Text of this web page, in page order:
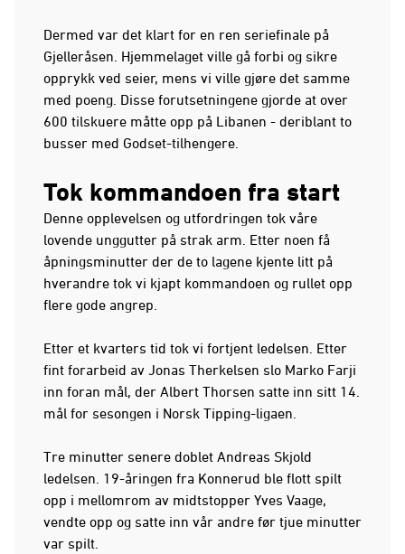
Dermed var det klart for en ren seriefinale på
Gjelleråsen. Hjemmelaget ville gå forbi og sikre
opprykk ved seier, mens vi ville gjøre det samme
med poeng. Disse forutsetningene gjorde at over
600 tilskuere måtte opp på Libanen - deriblant to
busser med Godset-tilhengere.
Tok kommandoen fra start
Denne opplevelsen og utfordringen tok våre
lovende unggutter på strak arm. Etter noen få
åpningsminutter der de to lagene kjente litt på
hverandre tok vi kjapt kommandoen og rullet opp
flere gode angrep.
Etter et kvarters tid tok vi fortjent ledelsen. Etter
fint forarbeid av Jonas Therkelsen slo Marko Farji
inn foran mål, der Albert Thorsen satte inn sitt 14.
mål for sesongen i Norsk Tipping-ligaen.
Tre minutter senere doblet Andreas Skjold
ledelsen. 19-åringen fra Konnerud ble flott spilt
opp i mellomrom av midtstopper Yves Vaage,
vendte opp og satte inn vår andre før tjue minutter
var spilt.